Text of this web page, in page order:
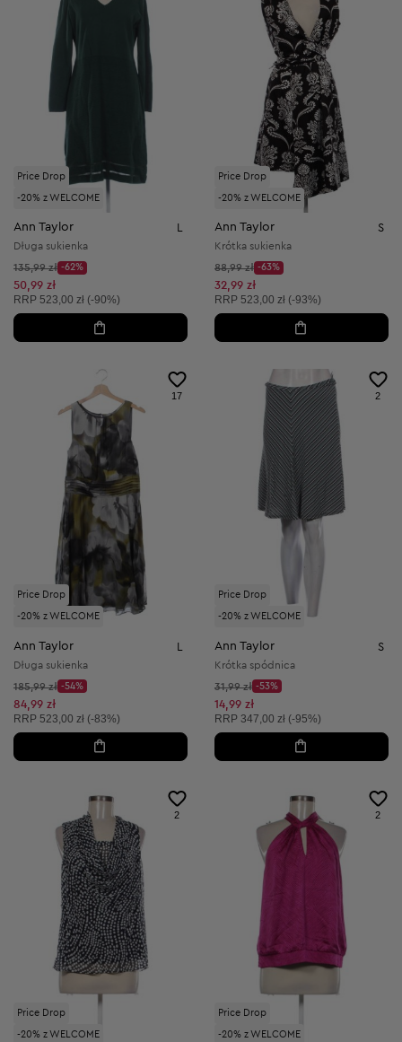
Price Drop
-20% z WELCOME
Ann Taylor
Długa sukienka
Cena początkowa:
135,99 zł
Discount Price:
-62%
Obniżona cena:
50,99 zł
Cena sugerowana:
RRP 523,00 zł (-90%)
Price Drop
-20% z WELCOME
Ann Taylor S
Krótka sukienka
Cena początkowa:
88,99 zł
Discount Price:
-63%
Obniżona cena:
32,99 zł
Cena sugerowana:
RRP 523,00 zł (-93%)
Price Drop
-20% z WELCOME
17
Ann Taylor L
Długa sukienka
Cena początkowa:
185,99 zł
Discount Price:
-54%
Obniżona cena:
84,99 zł
Cena sugerowana:
RRP 523,00 zł (-83%)
Price Drop
-20% z WELCOME
2
Ann Taylor S
Krótka spódnica
Cena początkowa:
31,99 zł
Discount Price:
-53%
Obniżona cena:
14,99 zł
Cena sugerowana:
RRP 347,00 zł (-95%)
Price Drop
-20% z WELCOME
2
Price Drop
-20% z WELCOME
2